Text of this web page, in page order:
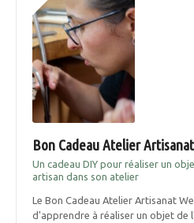
Bon Cadeau Atelier
Un cadeau DIY pour réaliser un
artisan dans son atelier
Le Bon Cadeau Atelier Artisanat
d'apprendre à réaliser un objet de